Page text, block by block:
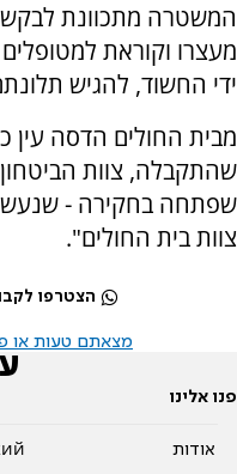
המשטרה מתכוונת
מעצרו וקוראת
ידי החשוד, להגיש
מבית החולים הדסה
שהתקבלה, צוות
שפתחה בחקירה -
צוות בית החולים".
הצטרפו
מצאתם טעות או
פנו אלינו
אודות